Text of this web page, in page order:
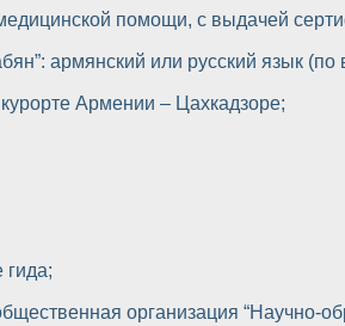
помощи, с выдачей
армянский или русский язык
Армении – Цахкадзоре;
гида;
организация “Научно-